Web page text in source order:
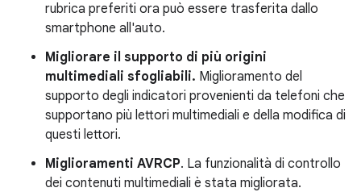
rubrica preferiti ora può essere trasferita dallo
smartphone all'auto.
Migliorare il supporto di più origini
multimediali sfogliabili. Miglioramento del
supporto degli indicatori provenienti da telefoni che
supportano più lettori multimediali e della modifica di
questi lettori.
Miglioramenti AVRCP. La funzionalità di controllo
dei contenuti multimediali è stata migliorata.